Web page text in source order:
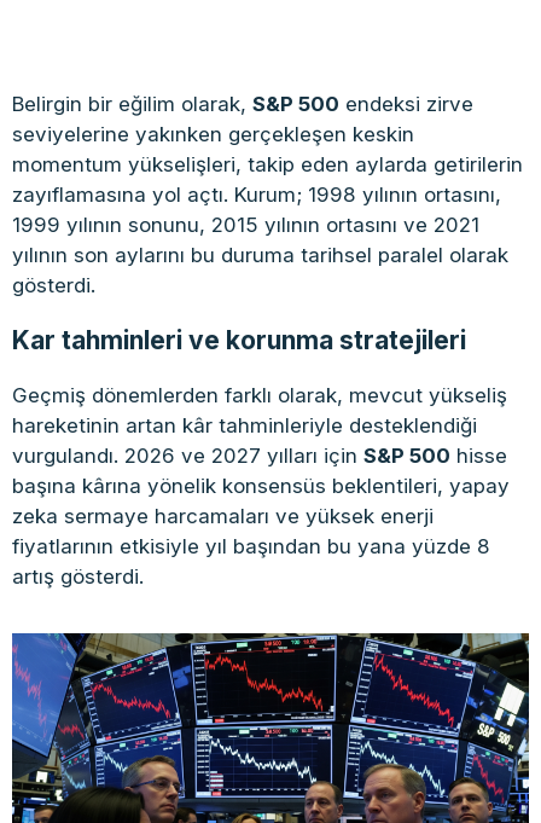
Belirgin bir eğilim olarak, S&P 500 endeksi zirve
seviyelerine yakınken gerçekleşen keskin
momentum yükselişleri, takip eden aylarda getirilerin
zayıflamasına yol açtı. Kurum; 1998 yılının ortasını,
1999 yılının sonunu, 2015 yılının ortasını ve 2021
yılının son aylarını bu duruma tarihsel paralel olarak
gösterdi.
Kar tahminleri ve korunma stratejileri
Geçmiş dönemlerden farklı olarak, mevcut yükseliş
hareketinin artan kâr tahminleriyle desteklendiği
vurgulandı. 2026 ve 2027 yılları için S&P 500 hisse
başına kârına yönelik konsensüs beklentileri, yapay
zeka sermaye harcamaları ve yüksek enerji
fiyatlarının etkisiyle yıl başından bu yana yüzde 8
artış gösterdi.